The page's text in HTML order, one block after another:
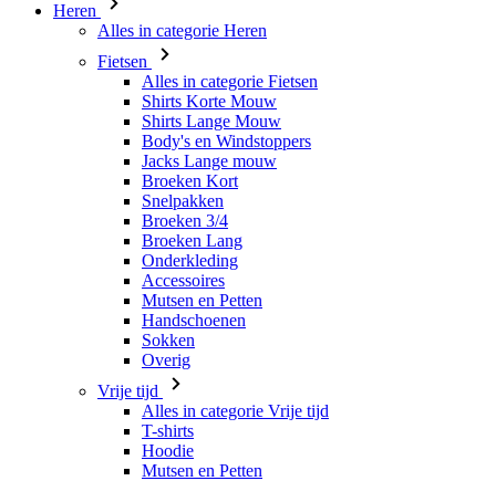
Heren
Alles in categorie Heren
Fietsen
Alles in categorie Fietsen
Shirts Korte Mouw
Shirts Lange Mouw
Body's en Windstoppers
Jacks Lange mouw
Broeken Kort
Snelpakken
Broeken 3/4
Broeken Lang
Onderkleding
Accessoires
Mutsen en Petten
Handschoenen
Sokken
Overig
Vrije tijd
Alles in categorie Vrije tijd
T-shirts
Hoodie
Mutsen en Petten